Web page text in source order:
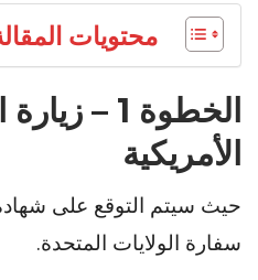
محتويات
الخطوة 1 –
الأمريكية
حيث سيتم التوقع على
سفارة الولايات المتحدة.